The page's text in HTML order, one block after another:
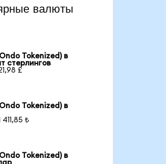
валюты
Tokenized) в
стерлингов
£
Tokenized) в
₺
Tokenized) в